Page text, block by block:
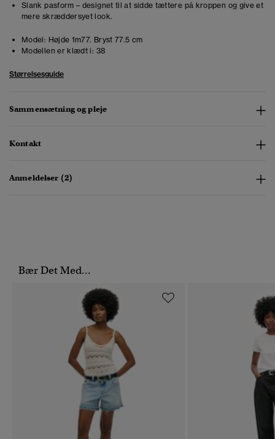
Slank pasform – designet til at sidde tættere på kroppen og give et
mere skræddersyet look.
Model: Højde 1m77. Bryst 77.5 cm
Modellen er klædt i: 38
Størrelsesguide
Sammensætning og pleje
Kontakt
Anmeldelser (2)
Bær Det Med...